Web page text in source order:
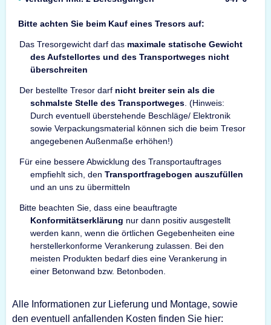
Bitte achten Sie beim Kauf eines Tresors auf:
Das Tresorgewicht darf das maximale statische Gewicht
des Aufstellortes und des Transportweges nicht
überschreiten
Der bestellte Tresor darf nicht breiter sein als die
schmalste Stelle des Transportweges. (Hinweis:
Durch eventuell überstehende Beschläge/ Elektronik
sowie Verpackungsmaterial können sich die beim Tresor
angegebenen Außenmaße erhöhen!)
Für eine bessere Abwicklung des Transportauftrages
empfiehlt sich, den Transportfragebogen auszufüllen
und an uns zu übermitteln
Bitte beachten Sie, dass eine beauftragte
Konformitätserklärung nur dann positiv ausgestellt
werden kann, wenn die örtlichen Gegebenheiten eine
herstellerkonforme Verankerung zulassen. Bei den
meisten Produkten bedarf dies eine Verankerung in
einer Betonwand bzw. Betonboden.
Alle Informationen zur Lieferung und Montage, sowie
den eventuell anfallenden Kosten finden Sie hier: